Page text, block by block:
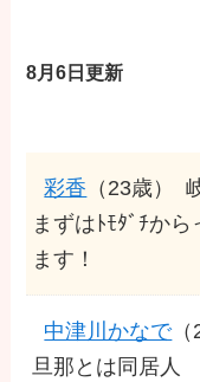
8月6日更新
彩香 （23歳）
まずはﾄﾓﾀﾞﾁか
ます！
中津川かなで（
旦那とは同居人